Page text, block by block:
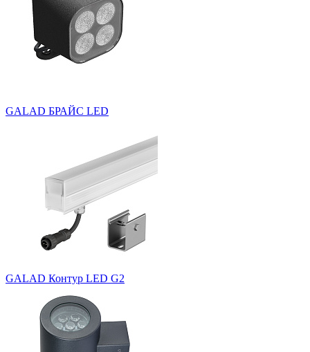
GALAD БРАЙС LED
GALAD Контур LED G2